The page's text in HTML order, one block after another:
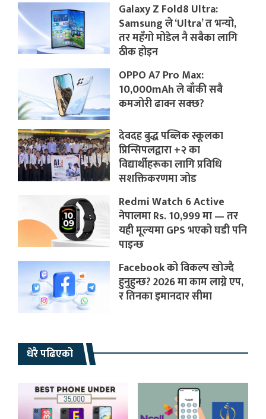
Galaxy Z Fold8 Ultra:
Samsung ले ‘Ultra’ त भन्यो,
तर महँगो मोडेल नै सबैका लागि
ठीक होइन
OPPO A7 Pro Max:
10,000mAh ले बाँकी सबै
कमजोरी ढाक्न सक्छ?
देवदह बुद्ध पब्लिक स्कूलका
प्रिन्सिपलद्वारा +२ का
विद्यार्थीहरूका लागि प्रविधि
सशक्तिकरणमा जोड
Redmi Watch 6 Active
नेपालमा Rs. 10,999 मा — तर
यही मूल्यमा GPS भएको घडी पनि
पाइन्छ
Facebook को विकल्प खोज्दै
हुनुहुन्छ? 2026 मा काम लाग्ने एप,
र तिनका इमानदार सीमा
धेरै पढिएको